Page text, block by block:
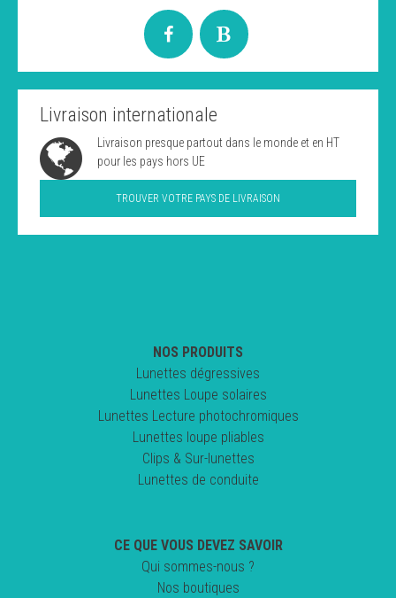
Livraison internationale
Livraison presque partout dans le monde et en HT
pour les pays hors UE
TROUVER VOTRE PAYS DE LIVRAISON
NOS PRODUITS
Lunettes dégressives
Lunettes Loupe solaires
Lunettes Lecture photochromiques
Lunettes loupe pliables
Clips & Sur-lunettes
Lunettes de conduite
CE QUE VOUS DEVEZ SAVOIR
Qui sommes-nous ?
Nos boutiques